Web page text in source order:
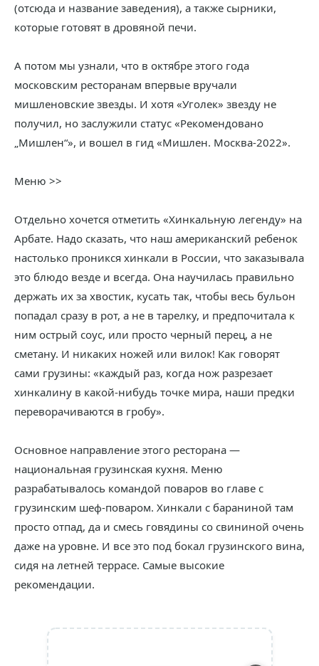
(отсюда и название заведения), а также сырники,
которые готовят в дровяной печи.
А потом мы узнали, что в октябре этого года
московским ресторанам впервые вручали
мишленовские звезды. И хотя «Уголек» звезду не
получил, но заслужили статус «Рекомендовано
„Мишлен“», и вошел в гид «Мишлен. Москва-2022».
Меню >>
Отдельно хочется отметить «Хинкальную легенду» на
Арбате. Надо сказать, что наш американский ребенок
настолько проникся хинкали в России, что заказывала
это блюдо везде и всегда. Она научилась правильно
держать их за хвостик, кусать так, чтобы весь бульон
попадал сразу в рот, а не в тарелку, и предпочитала к
ним острый соус, или просто черный перец, а не
сметану. И никаких ножей или вилок! Как говорят
сами грузины: «каждый раз, когда нож разрезает
хинкалину в какой-нибудь точке мира, наши предки
переворачиваются в гробу».
Основное направление этого ресторана —
национальная грузинская кухня. Меню
разрабатывалось командой поваров во главе с
грузинским шеф-поваром. Хинкали с бараниной там
просто отпад, да и смесь говядины со свининой очень
даже на уровне. И все это под бокал грузинского вина,
сидя на летней террасе. Самые высокие
рекомендации.